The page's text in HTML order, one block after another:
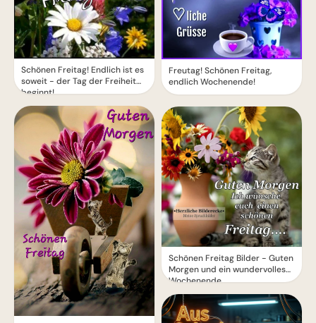
Schönen Freitag! Endlich ist es
soweit - der Tag der Freiheit
beginnt!
Freutag! Schönen Freitag,
endlich Wochenende!
Schönen Freitag Bilder - Guten
Morgen und ein wundervolles
Wochenende